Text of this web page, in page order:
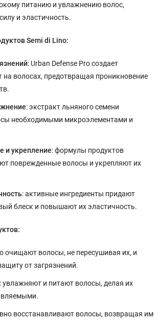
питанию и увлажнению волос,
и эластичность.
Semi di Lino:
: Urban Defense Pro создает
волосах, предотвращая проникновение
: экстракт льняного семени
необходимыми микроэлементами и
и укрепление: формулы продуктов
поврежденные волосы и укрепляют их
: активные ингредиенты придают
блеск и повышают их эластичность.
очищают волосы, не пересушивая их, и
от загрязнений.
: увлажняют и питают волосы, делая их
восстанавливают волосы, возвращая им